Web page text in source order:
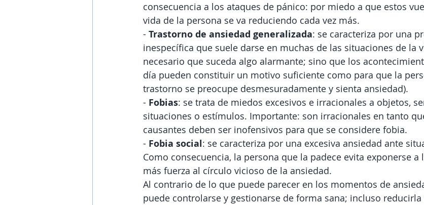
consecuencia a los ataques de pánico: por miedo a que estos
vida de la persona se va reduciendo cada vez más.
- Trastorno de ansiedad generalizada: se caracteriza por una
inespecífica que suele darse en muchas de las situaciones de la
necesario que suceda algo alarmante; sino que los
día pueden constituir un motivo suficiente como para que la
trastorno se preocupe desmesuradamente y sienta ansiedad).
- Fobias: se trata de miedos excesivos e irracionales a objetos,
situaciones o estímulos. Importante: son irracionales en tanto
causantes deben ser inofensivos para que se considere fobia.
- Fobia social: se caracteriza por una excesiva ansiedad ante
Como consecuencia, la persona que la padece evita exponerse a
más fuerza al círculo vicioso de la ansiedad.
Al contrario de lo que puede parecer en los momentos de
puede controlarse y gestionarse de forma sana; incluso